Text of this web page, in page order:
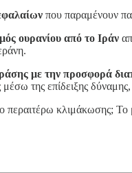
που παραμένουν
ουρανίου από το Ιράν
με την προσφορά
της επίδειξης
περαιτέρω